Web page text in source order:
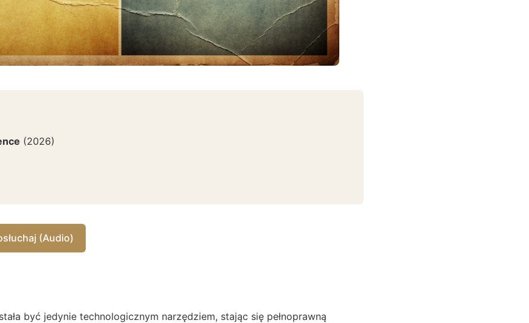
(2026)
(Audio)
być jedynie technologicznym narzędziem, stając się pełnoprawną